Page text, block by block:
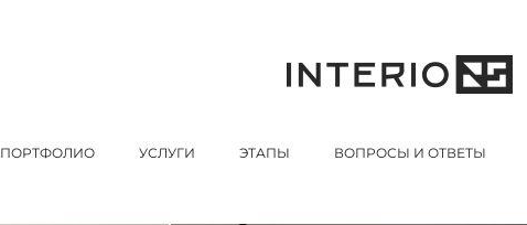
ПОРТФОЛИО УСЛУГИ ЭТАПЫ ВОПРОСЫ И ОТВЕТЫ